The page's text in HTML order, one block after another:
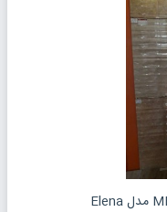
درخواست قیمت محصول